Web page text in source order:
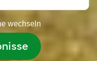
wechseln